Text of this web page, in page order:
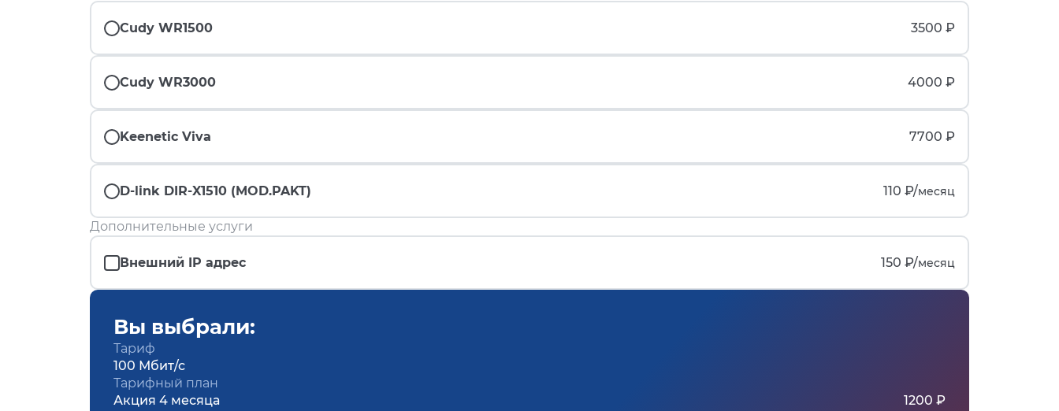
Cudy WR1500 3500 ₽
Cudy WR3000 4000 ₽
Keenetic Viva 7700 ₽
D-link DIR-X1510 (MOD.PAKT) 110 ₽/месяц
Дополнительные услуги
Внешний IP адрес 150 ₽/месяц
Вы выбрали:
Тариф
100 Мбит/с
Тарифный план
Акция 4 месяца
1200 ₽